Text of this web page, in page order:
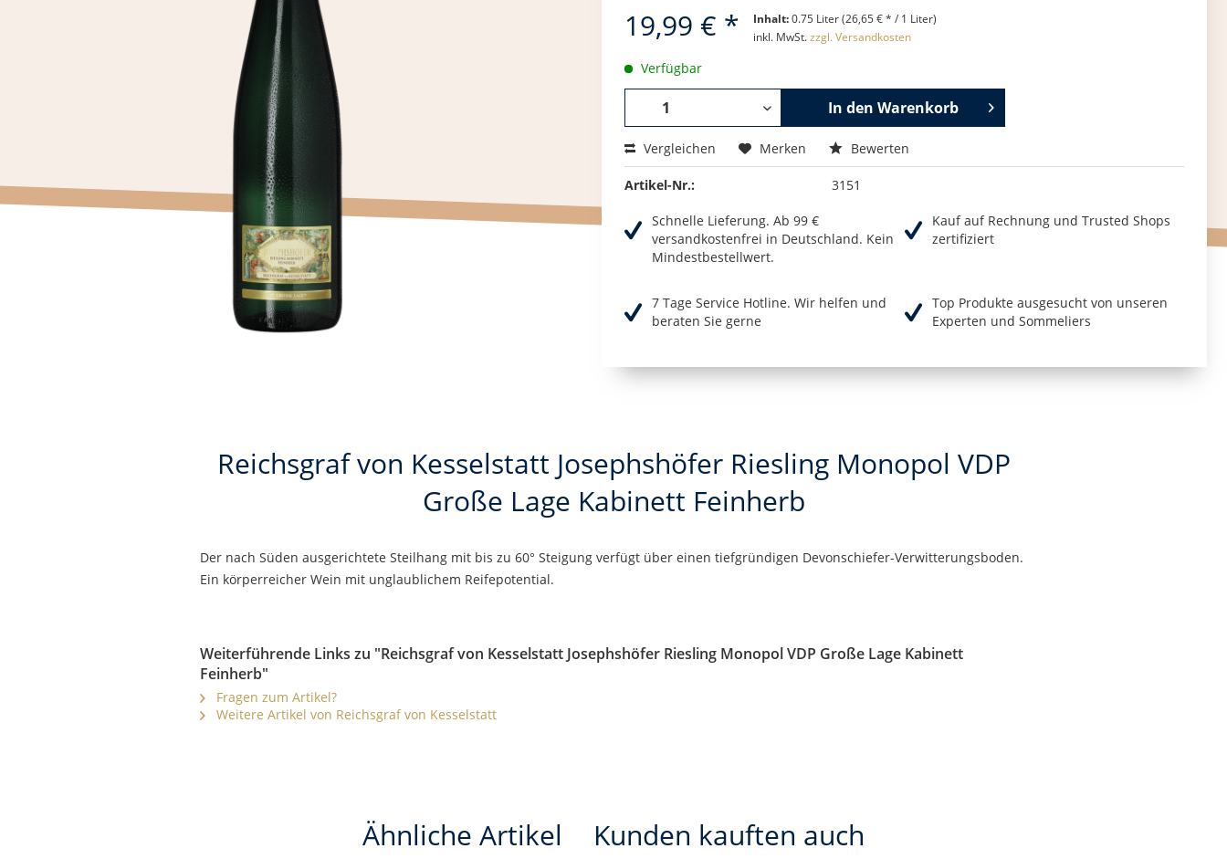
19,99 € * Inhalt:0.75 Liter (26,65 € * / 1 Liter)
inkl. MwSt.zzgl. Versandkosten
Verfügbar
In den Warenkorb
Vergleichen Merken Bewerten
Artikel-Nr.: 3151
Schnelle Lieferung. Ab 99 €
versandkostenfrei in Deutschland. Kein
Mindestbestellwert.
Kauf auf Rechnung und Trusted Shops
zertifiziert
7 Tage Service Hotline. Wir helfen und
beraten Sie gerne
Top Produkte ausgesucht von unseren
Experten und Sommeliers
Reichsgraf von Kesselstatt Josephshöfer Riesling Monopol VDP
Große Lage Kabinett Feinherb
Der nach Süden ausgerichtete Steilhang mit bis zu 60° Steigung verfügt über einen tiefgründigen Devonschiefer-Verwitterungsboden.
Ein körperreicher Wein mit unglaublichem Reifepotential.
Weiterführende Links zu "Reichsgraf von Kesselstatt Josephshöfer Riesling Monopol VDP Große Lage Kabinett
Feinherb"
Fragen zum Artikel?
Weitere Artikel von Reichsgraf von Kesselstatt
Ähnliche Artikel Kunden kauften auch